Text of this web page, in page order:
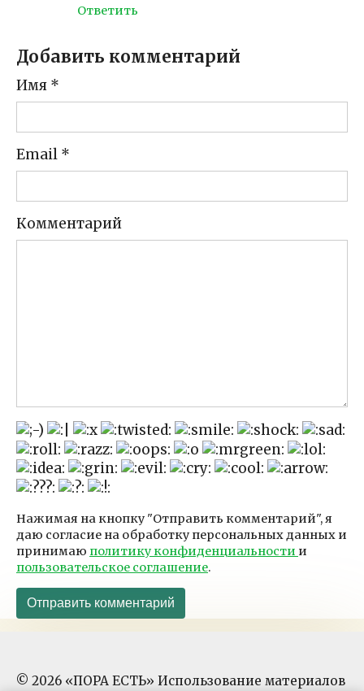
Ответить
Добавить комментарий
Имя *
Email *
Комментарий
Нажимая на кнопку "Отправить комментарий", я
даю согласие на обработку персональных данных и
принимаю политику конфиденциальности и
пользовательское соглашение.
© 2026 «ПОРА ЕСТЬ» Использование материалов